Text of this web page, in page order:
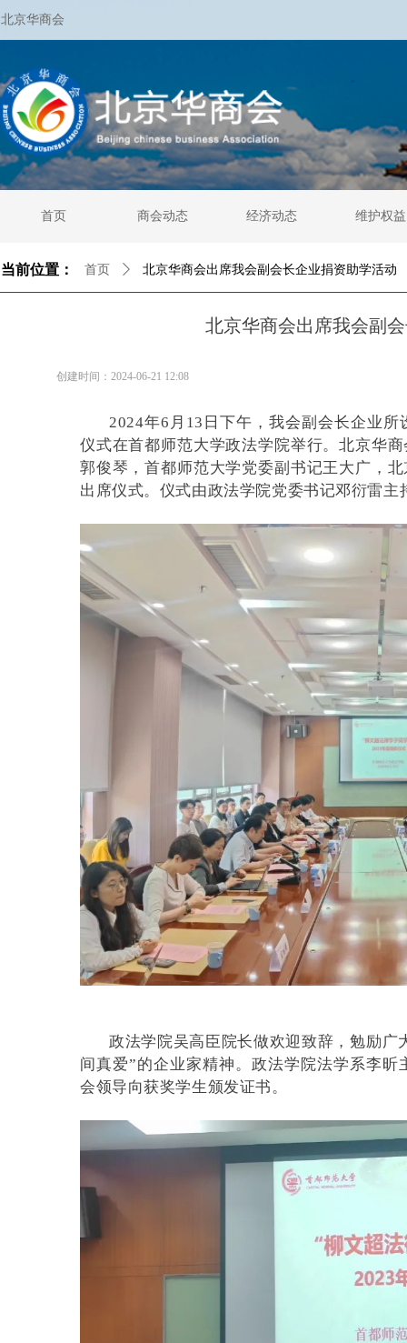
北京华商会
首页 商会动态 经济动态 维护权益
首页 ꄲ 北京华商会出席我会副会长企业捐资助学活动
当前位置：
北京华商会出席我会副
创建时间： 2024-06-21 12:08
2024年6月13日下午，我会副会长企业
仪式在首都师范大学政法学院举行。北京华
郭俊琴，首都师范大学党委副书记王大广，
出席仪式。仪式由政法学院党委书记邓衍雷主
政法学院吴高臣院长做欢迎致辞，勉励
间真爱”的企业家精神。政法学院法学系李
会领导向获奖学生颁发证书。